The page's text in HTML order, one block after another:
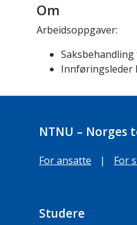
Om
Arbeidsoppgaver:
Innføringsleder
NTNU –
For ansatte | For
Studere